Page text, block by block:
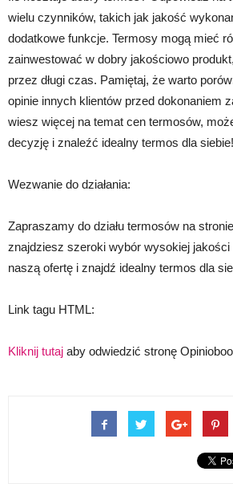
wielu czynników, takich jak jakość
dodatkowe funkcje. Termosy mogą mieć
zainwestować w dobry jakościowo
przez długi czas. Pamiętaj, że warto
opinie innych klientów przed dokonaniem
wiesz więcej na temat cen termosów,
decyzję i znaleźć idealny termos dla siebie!
Wezwanie do działania:
Zapraszamy do działu termosów na
znajdziesz szeroki wybór wysokiej jakości
naszą ofertę i znajdź idealny termos dla
Link tagu HTML:
Kliknij tutaj aby odwiedzić stronę